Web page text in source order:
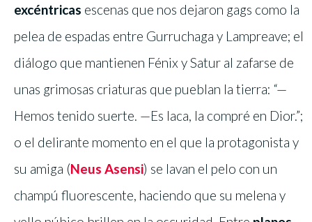
excéntricas escenas que nos dejaron gags como la
pelea de espadas entre Gurruchaga y Lampreave; el
diálogo que mantienen Fénix y Satur al zafarse de
unas grimosas criaturas que pueblan la tierra: “—
Hemos tenido suerte. —Es laca, la compré en Dior.”;
o el delirante momento en el que la protagonista y
su amiga (Neus Asensi) se lavan el pelo con un
champú fluorescente, haciendo que su melena y